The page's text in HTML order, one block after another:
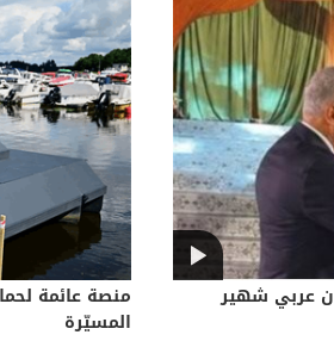
عربي شهير
منصة عائمة
المسيّرة